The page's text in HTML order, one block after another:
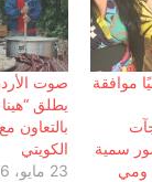
موافقة
سمية
ومي
صوت
يطلق
بالتعاون
الكويتي
23 مايو، 2026